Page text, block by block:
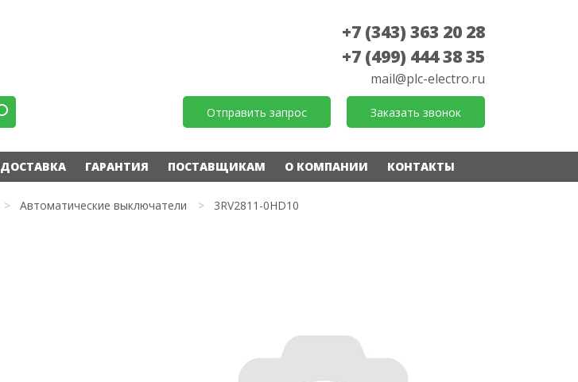
+7 (343) 363 20 28
+7 (499) 444 38 35
mail@plc-electro.ru
Отправить запрос Заказать звонок
ДОСТАВКА ГАРАНТИЯ ПОСТАВЩИКАМ О КОМПАНИИ КОНТАКТЫ
> Автоматические выключатели > 3RV2811-0HD10